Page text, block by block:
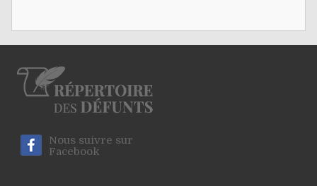
Nous suivre sur
Facebook